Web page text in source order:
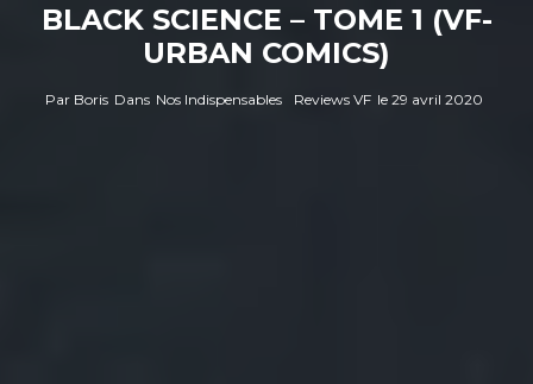
BLACK SCIENCE – TOME 1 (VF-
URBAN COMICS)
Par Boris Dans Nos Indispensables Reviews VF le 29 avril 2020